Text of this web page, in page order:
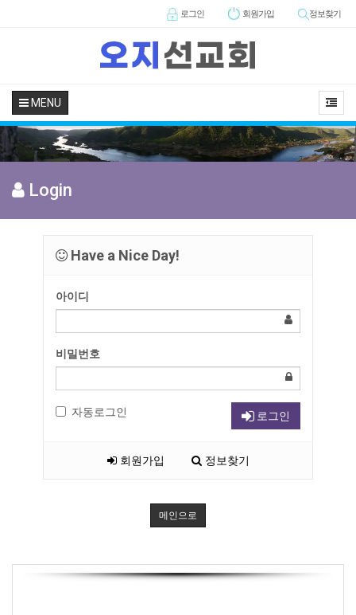
로그인 회원가입 정보찾기
MENU
Login
Have a Nice Day!
아이디
비밀번호
자동로그인 로그인
회원가입 정보찾기
메인으로